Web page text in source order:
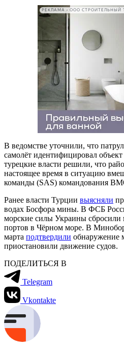
В ведомстве уточнили, что
самолёт идентифицировал
турецкие власти решили, что
настоящее время в ситуацию
команды (SAS) командования
Ранее власти Турции выясняли
водах Босфора мины. В ФСБ
морские силы Украины
портов в Чёрном море. В
марта подтвердили обнаружение
приостановили движение судов.
ПОДЕЛИТЬСЯ В
Telegram
Vkontakte